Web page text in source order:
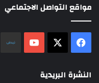
مواقع التواصل الاجتماعي
فيسبوك ‫YouTube
النشرة البريدية